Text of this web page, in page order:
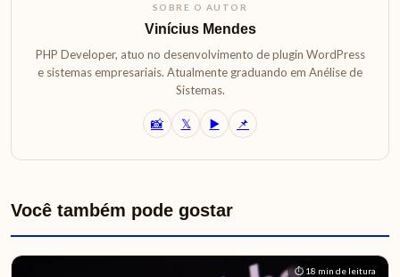
SOBRE O AUTOR
Vinícius Mendes
PHP Developer, atuo no desenvolvimento de plugin WordPress
e sistemas empresariais. Atualmente graduando em Anélise de
Sistemas.
📸 𝕏 ▶️ 📌
Você também pode gostar
⏱ 18 min de leitura